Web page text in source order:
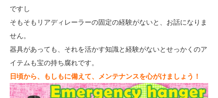
ですし
そもそもリアディレーラーの固定の経験がないと、お話になりま
せん。
器具があっても、それを活かす知識と経験がないとせっかくのア
イテムも宝の持ち腐れです。
日頃から、もしもに備えて、メンテナンスを心がけましょう！